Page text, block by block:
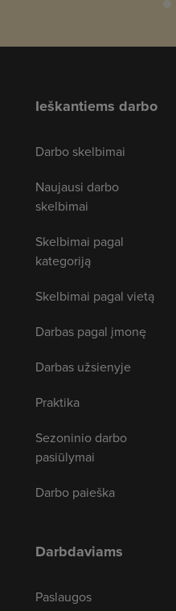
Ieškantiems darbo
Darbo skelbimai
Naujausi darbo
skelbimai
Skelbimai pagal
kategoriją
Skelbimai pagal vietą
Darbas pagal įmonę
Darbas užsienyje
Praktika
Sezoninio darbo
pasiūlymai
Darbo paieška
Darbdaviams
Paslaugos